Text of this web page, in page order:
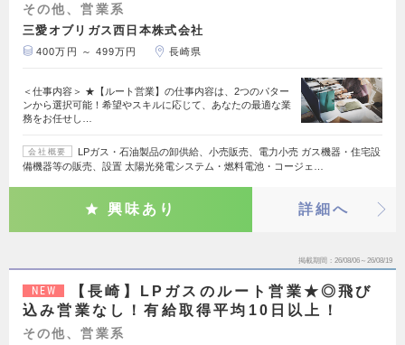
その他、営業系
三愛オブリガス西日本株式会社
400万円 ～ 499万円 長崎県
＜仕事内容＞ ★【ルート営業】の仕事内容は、2つのパター
ンから選択可能！希望やスキルに応じて、あなたの最適な業
務をお任せし…
会社概要
LPガス・石油製品の卸供給、小売販売、電力小売 ガス機器・住宅設
備機器等の販売、設置 太陽光発電システム・燃料電池・コージェ…
興味あり 詳細へ
掲載期間 26/08/06～26/08/19
NEW
【長崎】LPガスのルート営業★◎飛び
込み営業なし！有給取得平均10日以上！
その他、営業系